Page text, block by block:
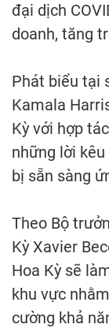
đại dịch
doanh, tăng
Phát biểu tại
Kamala
Kỳ với hợp
những lời
bị sẵn sàng
Theo Bộ
Kỳ Xavier
Hoa Kỳ sẽ
khu vực
cường khả